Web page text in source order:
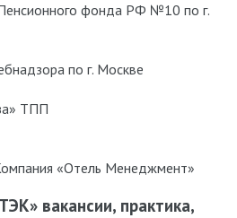
Пенсионного фонда РФ №10 по г.
по г. Москве
ТПП
«Отель Менеджмент»
вакансии, практика,